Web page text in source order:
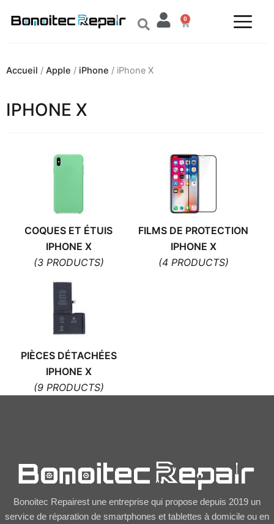
0
Panier
Accueil / Apple / iPhone / iPhone X
IPHONE X
COQUES ET ÉTUIS
IPHONE X
(3 PRODUCTS)
FILMS DE PROTECTION
IPHONE X
(4 PRODUCTS)
PIÈCES DÉTACHÉES
IPHONE X
(9 PRODUCTS)
Bonoitec Repairest une entreprise qui propose depuis 2019 un
service de réparation de smartphones et tablettes à domicile ou en